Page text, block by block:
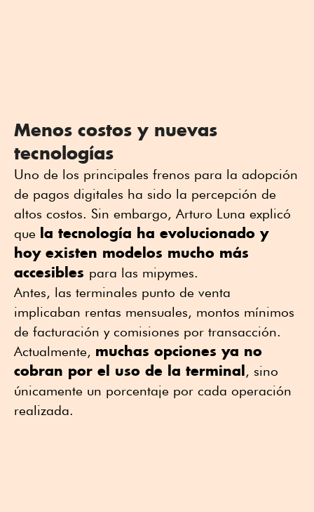
Menos costos y nuevas
tecnologías
Uno de los principales frenos para la adopción
de pagos digitales ha sido la percepción de
altos costos. Sin embargo, Arturo Luna explicó
que la tecnología ha evolucionado y
hoy existen modelos mucho más
accesibles para las mipymes.
Antes, las terminales punto de venta
implicaban rentas mensuales, montos mínimos
de facturación y comisiones por transacción.
Actualmente, muchas opciones ya no
cobran por el uso de la terminal , sino
únicamente un porcentaje por cada operación
realizada.